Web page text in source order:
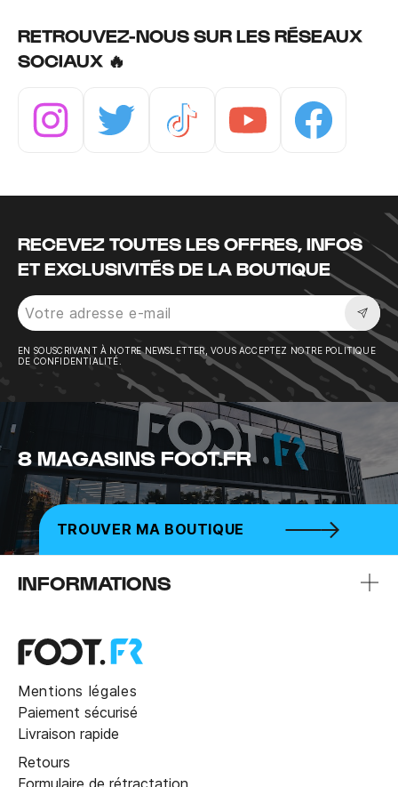
RETROUVEZ-NOUS SUR LES RÉSEAUX
SOCIAUX 🔥
RECEVEZ TOUTES LES OFFRES, INFOS
ET EXCLUSIVITÉS DE LA BOUTIQUE
EN SOUSCRIVANT À NOTRE NEWSLETTER, VOUS ACCEPTEZ NOTRE POLITIQUE
DE CONFIDENTIALITÉ.
8 MAGASINS FOOT.FR
TROUVER MA BOUTIQUE
INFORMATIONS
Mentions légales
Paiement sécurisé
Livraison rapide
Retours